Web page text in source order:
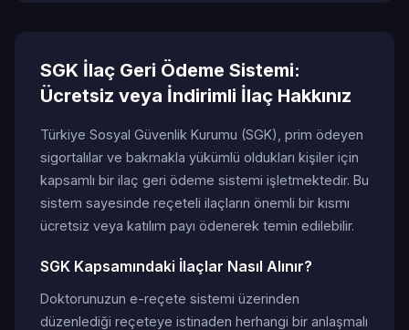
SGK İlaç Geri Ödeme Sistemi:
Ücretsiz veya İndirimli İlaç Hakkınız
Türkiye Sosyal Güvenlik Kurumu (SGK), prim ödeyen
sigortalılar ve bakmakla yükümlü oldukları kişiler için
kapsamlı bir ilaç geri ödeme sistemi işletmektedir. Bu
sistem sayesinde reçeteli ilaçların önemli bir kısmı
ücretsiz veya katılım payı ödenerek temin edilebilir.
SGK Kapsamındaki İlaçlar Nasıl Alınır?
Doktorunuzun e-reçete sistemi üzerinden
düzenlediği reçeteye istinaden herhangi bir anlaşmalı